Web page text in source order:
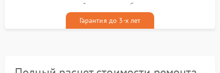
гарантийным талоном бесплатно
Гарантия до 3-х лет